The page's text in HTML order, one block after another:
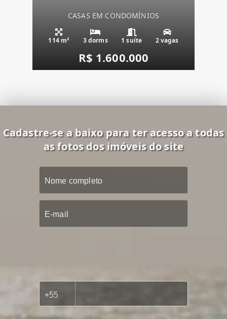
CASAS EM CONDOMÍNIOS
114 m² 3 dorms 1 suíte 2 vagas
R$ 1.600.000
Cadastre-se a baixo para ter acesso a todas
as fotos dos imóveis do site